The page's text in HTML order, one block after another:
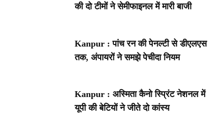
की दो टीमों ने सेमीफाइनल में मारी बाजी
Kanpur : पांच रन की पेनल्टी से डीएलएस
तक, अंपायरों ने समझे पेचीदा नियम
Kanpur : अस्मिता कैनो स्प्रिंट नेशनल में
यूपी की बेटियों ने जीते दो कांस्य